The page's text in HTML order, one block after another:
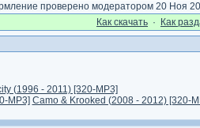
проверено модератором 20 Ноя
Как cкачать · Как
(1996 - 2011) [320-MP3]
MP3] Camo & Krooked (2008 - 2012) [320-